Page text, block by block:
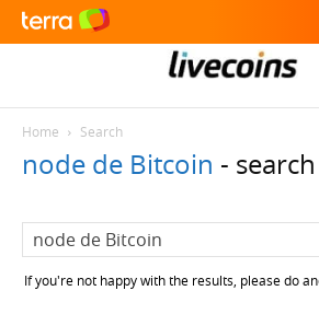
Home Search
node de Bitcoin -
If you're not happy with the results, please do